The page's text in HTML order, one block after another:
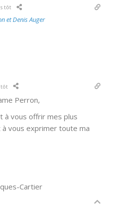
tôt
et Denis Auger
tôt
Perron,
à vous offrir mes plus
vous exprimer toute ma
Cartier